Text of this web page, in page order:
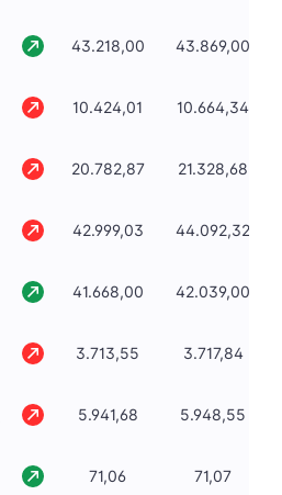
43.218,00 43.869,00
10.424,01 10.664,34
20.782,87 21.328,68
42.999,03 44.092,32
41.668,00 42.039,00
3.713,55 3.717,84
5.941,68 5.948,55
71,06 71,07